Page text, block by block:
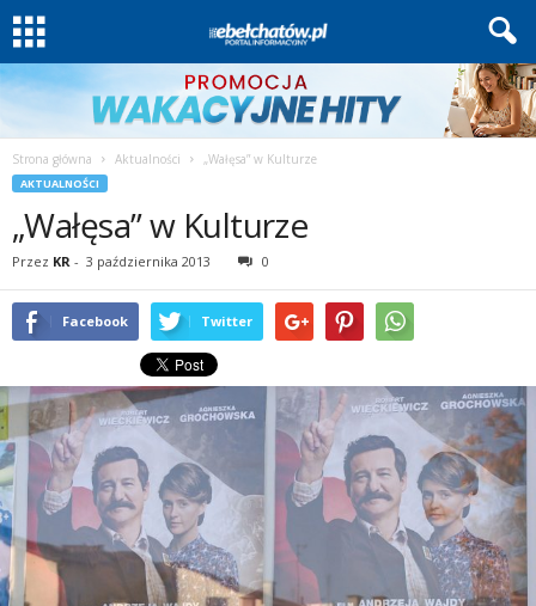
Strona główna Aktualności „Wałęsa” w Kulturze
AKTUALNOŚCI
„Wałęsa” w Kulturze
Przez KR - 3 października 2013 0
Facebook Twitter